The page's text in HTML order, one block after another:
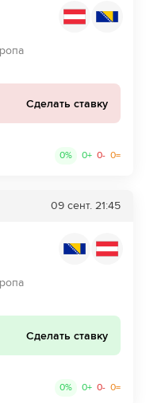
Сделать ставку
0% 0+ 0- 0=
09 сент. 21:45
Сделать ставку
0% 0+ 0- 0=